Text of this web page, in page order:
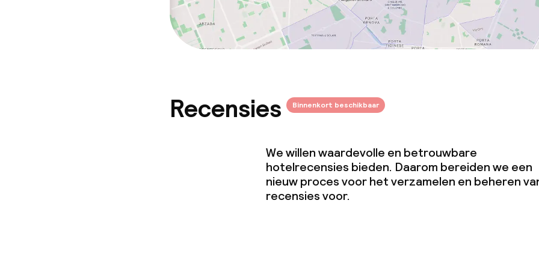
Recensies Binnenkort beschikbaar
We willen waardevolle en betrouwbare
hotelrecensies bieden. Daarom bereiden we een
nieuw proces voor het verzamelen en beheren
recensies voor.